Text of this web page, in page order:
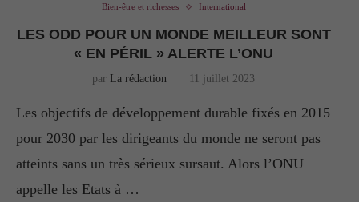
Bien-être et richesses International
LES ODD POUR UN MONDE MEILLEUR SONT
« EN PÉRIL » ALERTE L’ONU
par La rédaction 11 juillet 2023
Les objectifs de développement durable fixés en 2015
pour 2030 par les dirigeants du monde ne seront pas
atteints sans un très sérieux sursaut. Alors l’ONU
appelle les Etats à …